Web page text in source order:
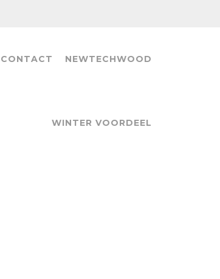
CONTACT NEWTECHWOOD
WINTER VOORDEEL